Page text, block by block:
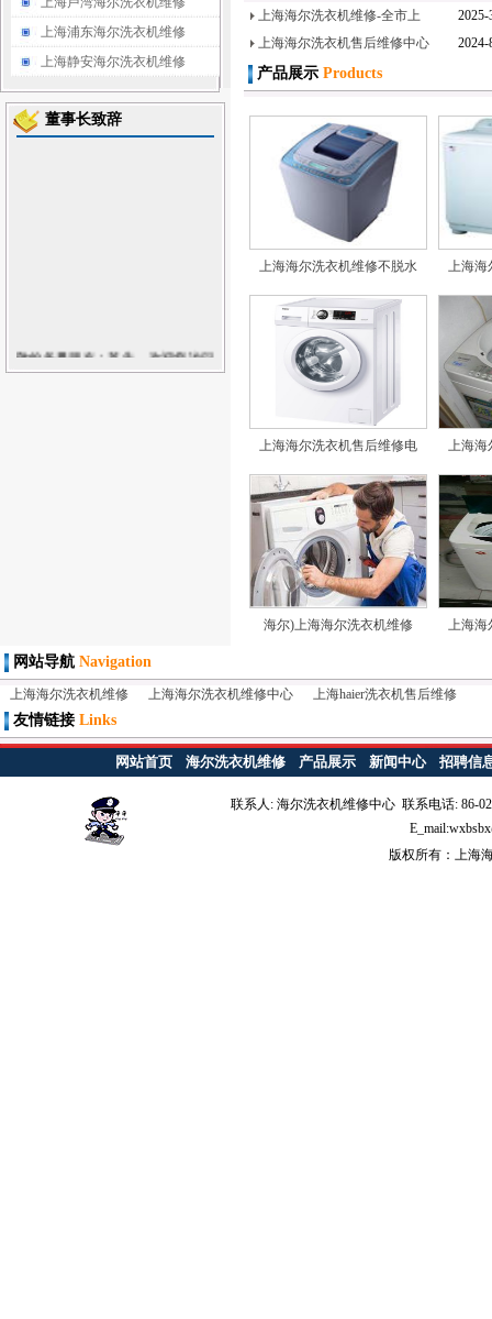
上海浦东海尔洗衣机维修
上海静安海尔洗衣机维修
董事长致辞
敬的各界朋友：首先，欢迎您访问
上海海尔洗衣机维修中心，公司的
上海海尔洗衣机售后维修电 上海海尔洗衣机维修
上海海尔洗衣机维修-全市上
2025-
上海海尔洗衣机售后维修中心
2024-
产品展示 Products
上海海尔洗衣机维修不脱水 上海海
上海海尔洗衣机售后维修电 上海海
海尔)上海海尔洗衣机维修 上海海
网站导航 Navigation
上海海尔洗衣机维修 上海海尔洗衣机维修中心 上海haier洗衣机售后维修
友情链接 Links
网站首页 海尔洗衣机维修 产品展示 新闻中心 招聘信
联系人: 海尔洗衣机维修中心 联系电话: 86-
版权所有：上海